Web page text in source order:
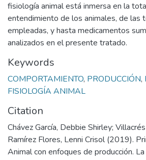
fisiología animal está inmersa en la
entendimiento de los animales, de las
empleadas, y hasta medicamentos
analizados en el presente tratado.
Keywords
COMPORTAMIENTO, PRODUCCIÓN,
FISIOLOGÍA ANIMAL
Citation
Chávez García, Debbie Shirley;
Ramírez Flores, Lenni Crisol (2019).
Animal con enfoques de producción.